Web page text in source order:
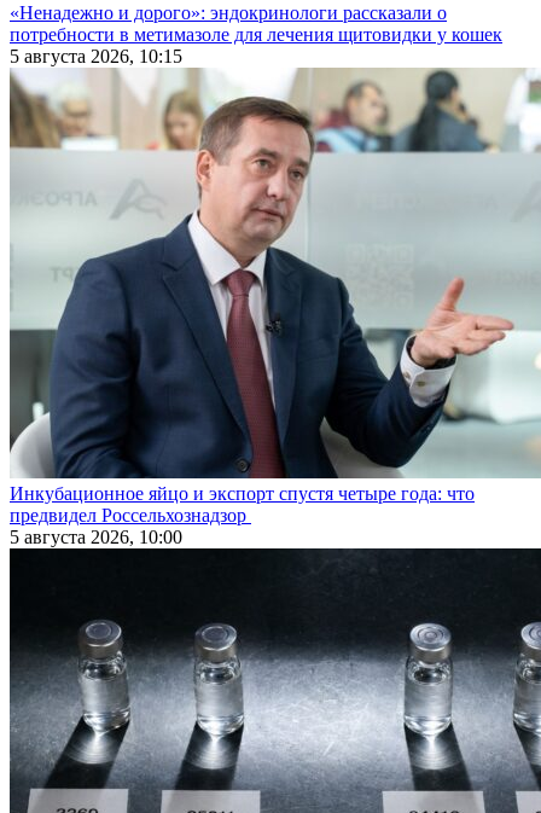
«Ненадежно и дорого»: эндокринологи рассказали о
потребности в метимазоле для лечения щитовидки у кошек
5 августа 2026, 10:15
Инкубационное яйцо и экспорт спустя четыре года: что
предвидел Россельхознадзор
5 августа 2026, 10:00